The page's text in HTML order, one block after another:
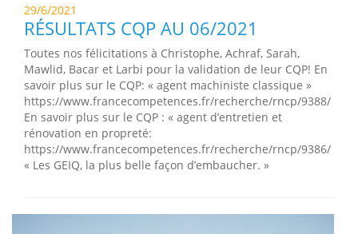
29/6/2021
RÉSULTATS CQP AU 06/2021
Toutes nos félicitations à Christophe, Achraf, Sarah,
Mawlid, Bacar et Larbi pour la validation de leur CQP! En
savoir plus sur le CQP: « agent machiniste classique »
https://www.francecompetences.fr/recherche/rncp/9388/
En savoir plus sur le CQP : « agent d’entretien et
rénovation en propreté:
https://www.francecompetences.fr/recherche/rncp/9386/
« Les GEIQ, la plus belle façon d’embaucher. »